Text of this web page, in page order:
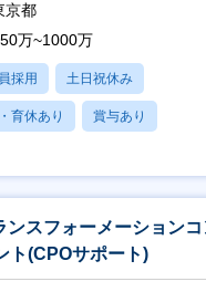
京都
万~1000万
採用 土日祝休み
育休あり 賞与あり
ンスフォーメーション
ト(CPOサポート)